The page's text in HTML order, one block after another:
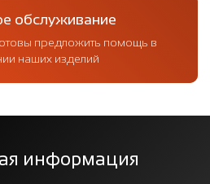
обслуживание
предложить помощь в
наших изделий
информация